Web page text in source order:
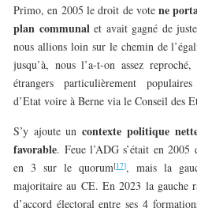
Primo, en 2005 le droit de votene
plan communalet avait gagné de
nous allions loin sur le chemin de
jusqu’à, nous l’a-t-on assez reproché,
étrangers particulièrement
d’Etat voire à Berne via le Conseil des
S’y ajoute uncontexte politique
favorable. Feue l’ADG s’était en 2005
en 3 sur le quorum[17], mais la
majoritaire au CE. En 2023 la gauche
d’accord électoral entre ses 4